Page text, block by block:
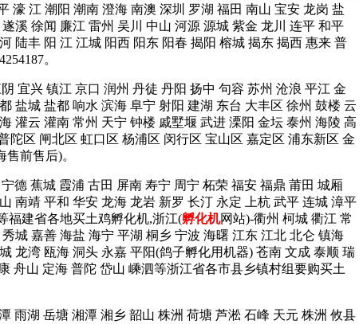
濠 江 潮阳 潮南 澄海 南澳 深圳 罗湖 福田 南山 宝安 龙岗 盐
溪 徐闻 廉江 雷州 吴川 中山 河源 源城 紫金 龙川 连平 和平
陆丰 阳 江 江城 阳西 阳东 阳春 揭阳 榕城 揭东 揭西 惠来 普
。
宜兴 镇江 京口 润州 丹徒 丹阳 扬中 句容 苏州 沧浪 平江 金
盐城 盐都 响水 滨海 阜宁 射阳 建湖 东台 大丰区 徐州 鼓楼 云
灌云 灌南 常州 天宁 钟楼 戚墅堰 武进 溧阳 金坛 泰州 海陵 高
陀区 闸北区 虹口区 杨浦区 闵行区 宝山区 嘉定区 浦东新区 金
前售后)。
德 蕉城 霞浦 古田 屏南 寿宁 周宁 柘荣 福安 福鼎 莆田 城厢
南靖 平和 华安 龙海 龙岩 新罗 长汀 永定 上杭 武平 连城 漳平
福建省各地买土鸡孵化机,浙江(孵化机网站)-衢州 柯城 衢江 常
城 嘉善 海盐 海宁 平湖 桐乡 宁波 海曙 江东 江北 北仑 镇海
龙湾 瓯海 洞头 永嘉 平阳(鸽子孵化用机器) 苍南 文成 泰顺 瑞
舟山 定海 普陀 岱山 嵊泗等浙江省各市县乡镇村组要购买土
雨湖 岳塘 湘潭 湘乡 韶山 株洲 荷塘 芦淞 石峰 天元 株洲 攸县